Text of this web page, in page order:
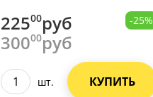
22500руб
30000руб
-25%
шт. КУПИТЬ